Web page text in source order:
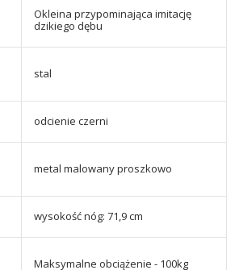
Okleina przypominająca imitację
dzikiego dębu
stal
odcienie czerni
metal malowany proszkowo
wysokość nóg: 71,9 cm
Maksymalne obciążenie - 100kg